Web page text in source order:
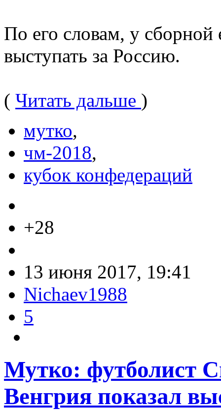
По его словам, у сборной
выступать за Россию.
( Читать дальше )
мутко,
чм-2018,
кубок конфедераций
+28
13 июня 2017, 19:41
Nichaev1988
5
Мутко: футболист
Венгрия показал